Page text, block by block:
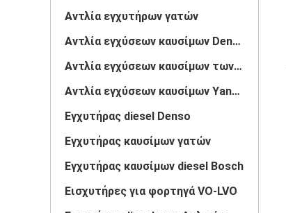
Αντλία εγχυτήρων γατών
Αντλία εγχύσεων καυσίμων Denso
Αντλία εγχύσεων καυσίμων των Δελφών
Αντλία εγχύσεων καυσίμων Yanmar
Εγχυτήρας diesel Denso
Εγχυτήρας καυσίμων γατών
Εγχυτήρας καυσίμων diesel Bosch
Εισχυτήρες για φορτηγά VO-LVO